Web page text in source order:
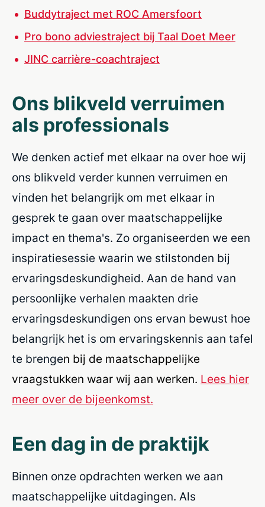
Buddytraject met ROC Amersfoort
Pro bono adviestraject bij Taal Doet Meer
JINC carrière-coachtraject
Ons blikveld verruimen
als professionals
We denken actief met elkaar na over hoe wij
ons blikveld verder kunnen verruimen en
vinden het belangrijk om met elkaar in
gesprek te gaan over maatschappelijke
impact en thema's. Zo organiseerden we een
inspiratiesessie waarin we stilstonden bij
ervaringsdeskundigheid. Aan de hand van
persoonlijke verhalen maakten drie
ervaringsdeskundigen ons ervan bewust hoe
belangrijk het is om ervaringskennis aan tafel
te brengen bij de maatschappelijke
vraagstukken waar wij aan werken. Lees hier
meer over de bijeenkomst.
Een dag in de praktijk
Binnen onze opdrachten werken we aan
maatschappelijke uitdagingen. Als